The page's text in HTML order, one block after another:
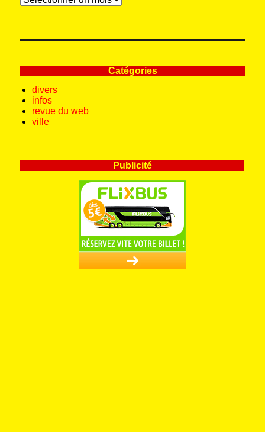
Catégories
divers
infos
revue du web
ville